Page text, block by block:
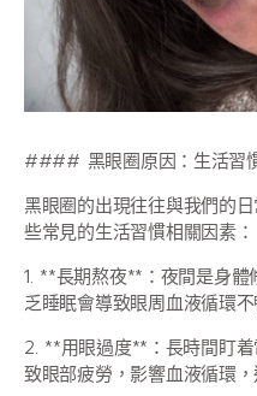
#### 黑眼圈原因：生活習
黑眼圈的出現往往與我們的
些常見的生活習慣相關因素：
1. **長期熬夜**：夜間是身
乏睡眠會導致眼周血液循環
2. **用眼過度**：長時間盯
致眼部疲勞，影響血液循環